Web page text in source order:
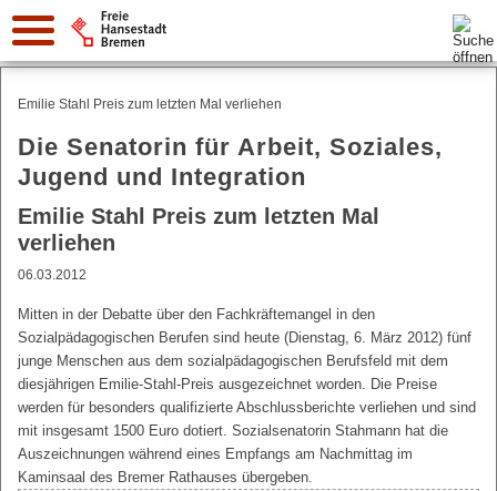
Suche:
Emilie Stahl Preis zum letzten Mal verliehen
Die Senatorin für Arbeit, Soziales,
Jugend und Integration
Emilie Stahl Preis zum letzten Mal
verliehen
06.03.2012
Mitten in der Debatte über den Fachkräftemangel in den
Sozialpädagogischen Berufen sind heute (Dienstag, 6. März 2012) fünf
junge Menschen aus dem sozialpädagogischen Berufsfeld mit dem
diesjährigen Emilie-Stahl-Preis ausgezeichnet worden. Die Preise
werden für besonders qualifizierte Abschlussberichte verliehen und sind
mit insgesamt 1500 Euro dotiert. Sozialsenatorin Stahmann hat die
Auszeichnungen während eines Empfangs am Nachmittag im
Kaminsaal des Bremer Rathauses übergeben.